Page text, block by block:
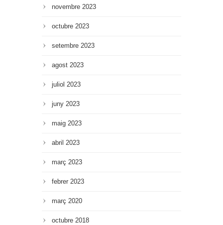
novembre 2023
octubre 2023
setembre 2023
agost 2023
juliol 2023
juny 2023
maig 2023
abril 2023
març 2023
febrer 2023
març 2020
octubre 2018